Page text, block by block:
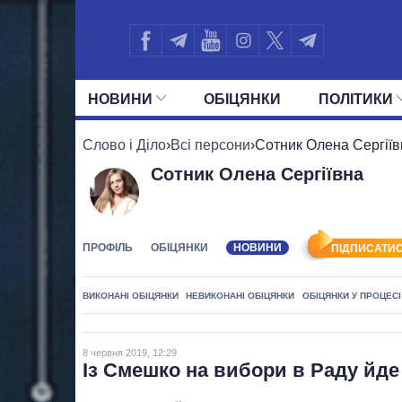
НОВИНИ ОБIЦЯНКИ ПОЛIТИКИ
УСІ ПОЛІТИКИ ПРЕЗИДЕНТ І
Слово і Діло›Всі персони›Сотник Олена
Сотник Олена Сергіївна
ПРОФІЛЬ ОБІЦЯНКИ НОВИНИ
ВИКОНАНІ ОБІЦЯНКИ НЕВИКОНАНІ ОБІЦЯНКИ ОБІЦЯНКИ У ПРОЦЕСІ
8 червня 2019, 12:29
Із Смешко на вибори в Раду